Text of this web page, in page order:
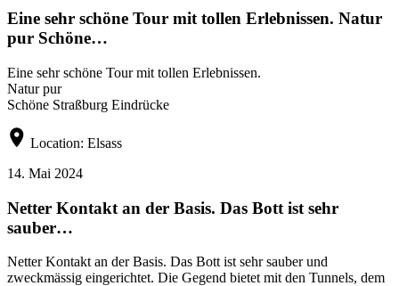
Eine sehr schöne Tour mit tollen Erlebnissen. Natur
pur Schöne…
Eine sehr schöne Tour mit tollen Erlebnissen.
Natur pur
Schöne Straßburg Eindrücke
Location: Elsass
14. Mai 2024
Netter Kontakt an der Basis. Das Bott ist sehr
sauber…
Netter Kontakt an der Basis. Das Bott ist sehr sauber und
zweckmässig eingerichtet. Die Gegend bietet mit den Tunnels, dem